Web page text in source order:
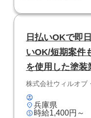
日払いOKで即
いOK/短期案件
を使用した塗装
株式会社ウィルオブ
兵庫県
時給1,400円～